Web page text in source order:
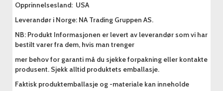
Opprinnelsesland: USA
Leverandør i Norge: NA Trading Gruppen AS.
NB: Produkt Informasjonen er levert av leverandør som vi har
bestilt varer fra dem, hvis man trenger
mer behov for garanti må du sjekke forpakning eller kontakte
produsent. Sjekk alltid produktets emballasje.
Faktisk produktemballasje og -materiale kan inneholde